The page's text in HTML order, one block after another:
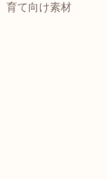
育て向け素材